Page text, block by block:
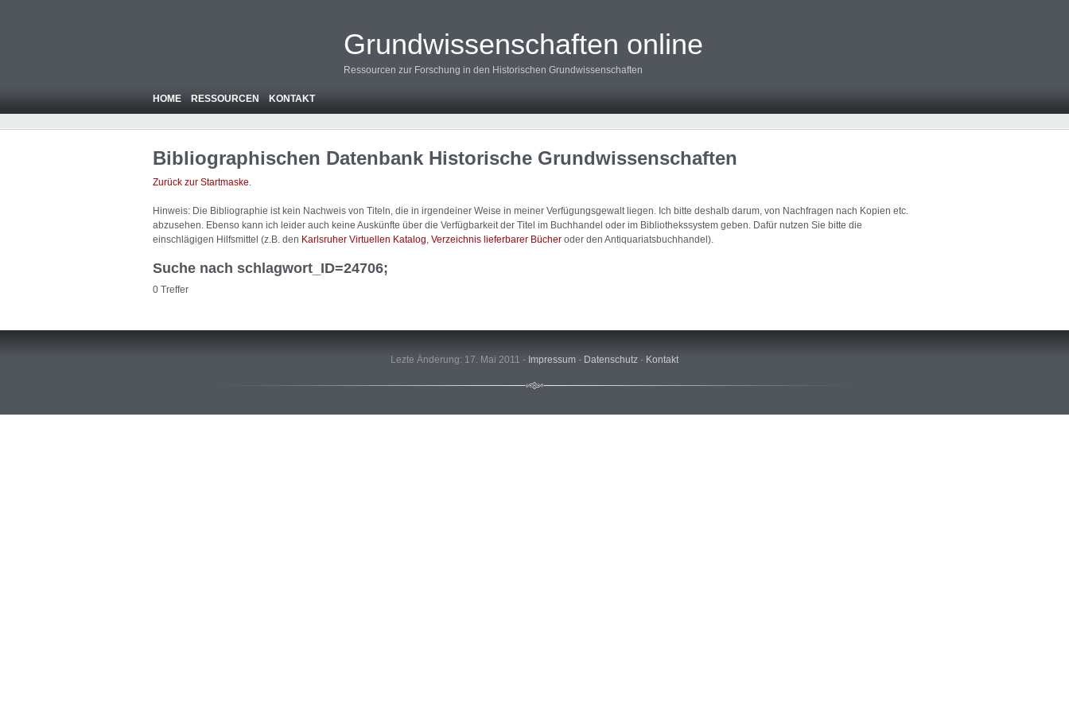
Grundwissenschaften online
Ressourcen zur Forschung in den Historischen Grundwissenschaften
HOME RESSOURCEN KONTAKT
Bibliographischen Datenbank Historische Grundwissenschaften
Zurück zur Startmaske.
Hinweis: Die Bibliographie ist kein Nachweis von Titeln, die in irgendeiner Weise in meiner Verfügungsgewalt liegen. Ich bitte deshalb darum, von Nachfragen nach Kopien etc.
abzusehen. Ebenso kann ich leider auch keine Auskünfte über die Verfügbarkeit der Titel im Buchhandel oder im Bibliothekssystem geben. Dafür nutzen Sie bitte die
einschlägigen Hilfsmittel (z.B. den Karlsruher Virtuellen Katalog Verzeichnis lieferbarer Bücher oder den Antiquariatsbuchhandel).
Suche nach schlagwort_ID=24706;
0 Treffer
Lezte Änderung: 17. Mai 2011 - Impressum - Datenschutz - Kontakt